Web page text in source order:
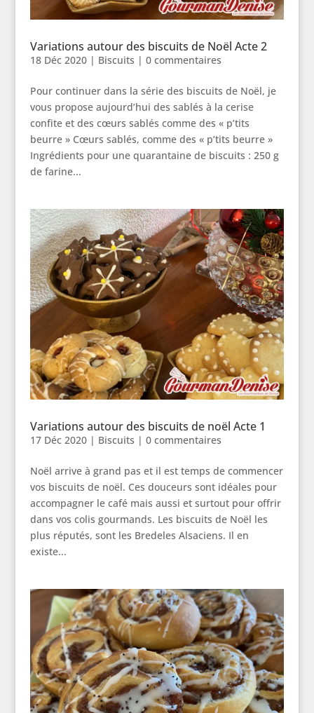
Variations autour des biscuits de Noël Acte 2
18 Déc 2020| Biscuits | 0 commentaires
Pour continuer dans la série des biscuits de Noël, je
vous propose aujourd’hui des sablés à la cerise
confite et des cœurs sablés comme des « p’tits
beurre » Cœurs sablés, comme des « p’tits beurre »
Ingrédients pour une quarantaine de biscuits : 250 g
de farine...
Variations autour des biscuits de noël Acte 1
17 Déc 2020| Biscuits | 0 commentaires
Noël arrive à grand pas et il est temps de commencer
vos biscuits de noël. Ces douceurs sont idéales pour
accompagner le café mais aussi et surtout pour offrir
dans vos colis gourmands. Les biscuits de Noël les
plus réputés, sont les Bredeles Alsaciens. Il en
existe...